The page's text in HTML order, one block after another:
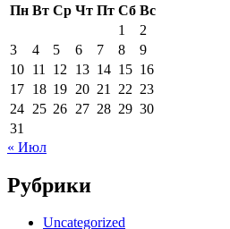
Пн Вт Ср Чт Пт Сб Вс
1
2
3
4 5 6 7 8
9
10 11 12 13 14 15 16
17 18 19 20 21 22 23
24 25 26 27 28 29 30
31
« Июл
Рубрики
Uncategorized